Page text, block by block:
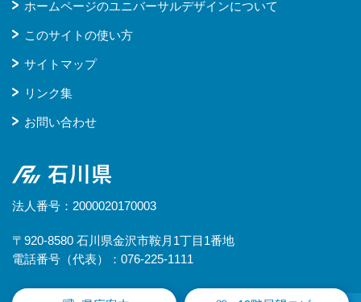
ホームページのユニバーサルデザインについて
このサイトの使い方
サイトマップ
リンク集
お問い合わせ
石川県
法人番号：2000020170003
〒920-8580 石川県金沢市鞍月1丁目1番地
電話番号（代表）：076-225-1111